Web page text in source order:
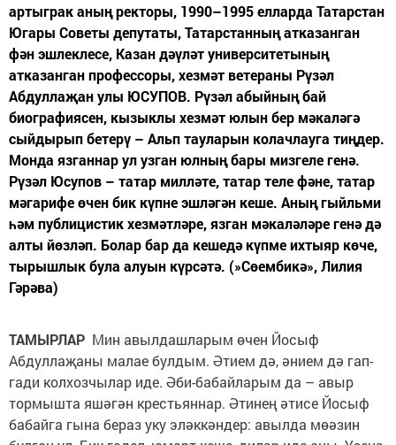
артыграк аның ректоры, 1990–1995 елларда Татарстан
Югары Советы депутаты, Татарстанның атказанган
фән эшлеклесе, Казан дәүләт университетының
атказанган профессоры, хезмәт ветераны Рүзәл
Абдуллаҗан улы ЮСУПОВ. Рүзәл абыйның бай
биографиясен, кызыклы хезмәт юлын бер мәкаләгә
сыйдырып бетерү – Альп тауларын колачлауга тиңдер.
Монда язганнар ул узган юлның бары мизгеле генә.
Рүзәл Юсупов – татар милләте, татар теле фәне, татар
мәгарифе өчен бик күпне эшләгән кеше. Аның гыйльми
һәм публицистик хезмәтләре, язган мәкаләләре генә дә
алты йөзләп. Болар бар да кешедә күпме ихтыяр көче,
тырышлык була алуын күрсәтә. (»Сөембикә», Лилия
Гәрәва)
ТАМЫРЛАР Мин авылдашларым өчен Йосыф
Абдуллаҗаны малае булдым. Әтием дә, әнием дә гап-
гади колхозчылар иде. Әби-бабайларым да – авыр
тормышта яшәгән крестьяннар. Әтинең әтисе Йосыф
бабайга гына бераз уку эләккәндер: авылда мөәзин